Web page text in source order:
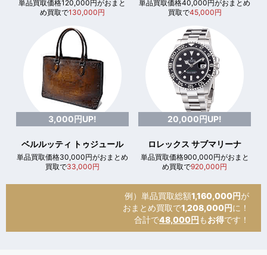
単品買取価格120,000円がおまと
め買取で130,000円
単品買取価格40,000円がおまとめ
買取で45,000円
3,000円UP!
ベルルッティ トゥジュール
単品買取価格30,000円がおまとめ
買取で33,000円
20,000円UP!
ロレックス サブマリーナ
単品買取価格900,000円がおまと
め買取で920,000円
例）単品買取総額1,160,000円が
おまとめ買取で1,208,000円に！
合計で48,000円 もお得です！